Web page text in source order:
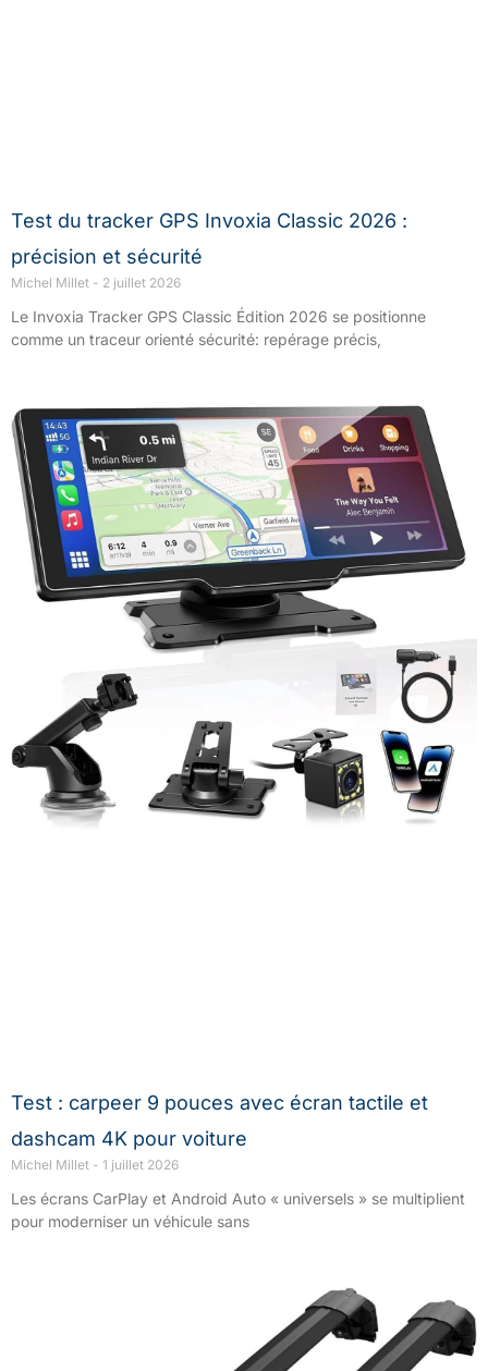
Test du tracker GPS Invoxia Classic 2026 :
précision et sécurité
Michel Millet 2 juillet 2026
Le Invoxia Tracker GPS Classic Édition 2026 se positionne
comme un traceur orienté sécurité: repérage précis,
Test : carpeer 9 pouces avec écran tactile et
dashcam 4K pour voiture
Michel Millet 1 juillet 2026
Les écrans CarPlay et Android Auto « universels » se multiplient
pour moderniser un véhicule sans